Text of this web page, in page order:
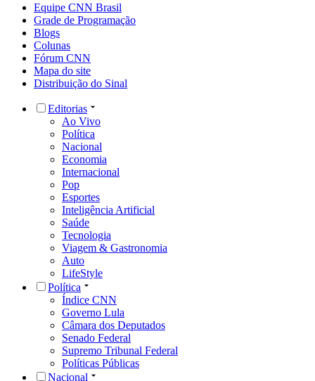
Equipe CNN Brasil
Grade de Programação
Blogs
Colunas
Fórum CNN
Mapa do site
Distribuição do Sinal
Editorias
Ao Vivo
Política
Nacional
Economia
Internacional
Pop
Esportes
Inteligência Artificial
Saúde
Tecnologia
Viagem & Gastronomia
Auto
LifeStyle
Política
Índice CNN
Governo Lula
Câmara dos Deputados
Senado Federal
Supremo Tribunal Federal
Políticas Públicas
Nacional